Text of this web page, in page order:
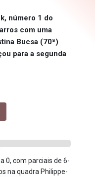
número 1 do
com uma
Bucsa (70ª)
para a segunda
0, com parciais de 6-
na quadra Philippe-